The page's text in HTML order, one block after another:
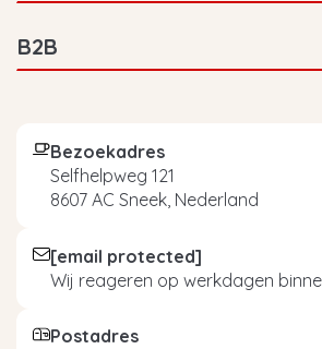
B2B
Bezoekadres
Selfhelpweg 121
8607 AC Sneek, Nederland
[email protected]
Wij reageren op werkdagen
Postadres